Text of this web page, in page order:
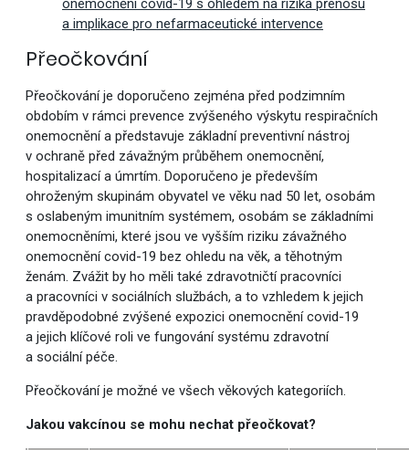
onemocnění covid-19 s ohledem na rizika přenosu
a implikace pro nefarmaceutické intervence
Přeočkování
Přeočkování je doporučeno zejména před podzimním
obdobím v rámci prevence zvýšeného výskytu respiračních
onemocnění a představuje základní preventivní nástroj
v ochraně před závažným průběhem onemocnění,
hospitalizací a úmrtím. Doporučeno je především
ohroženým skupinám obyvatel ve věku nad 50 let, osobám
s oslabeným imunitním systémem, osobám se základními
onemocněními, které jsou ve vyšším riziku závažného
onemocnění covid-19 bez ohledu na věk, a těhotným
ženám. Zvážit by ho měli také zdravotničtí pracovníci
a pracovníci v sociálních službách, a to vzhledem k jejich
pravděpodobné zvýšené expozici onemocnění covid-19
a jejich klíčové roli ve fungování systému zdravotní
a sociální péče.
Přeočkování je možné ve všech věkových kategoriích.
Jakou vakcínou se mohu nechat přeočkovat?